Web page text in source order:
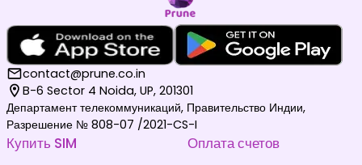
contact@prune.co.in
B-6 Sector 4 Noida, UP, 201301
Департамент телекоммуникаций, Правительство Индии,
Разрешение № 808-07 /2021-CS-I
Купить SIM Оплата счетов